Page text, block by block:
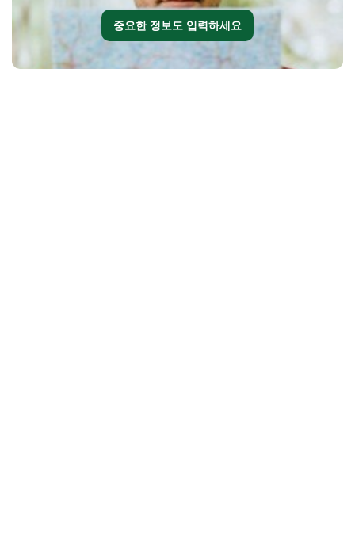
중요한 정보도 입력하세요